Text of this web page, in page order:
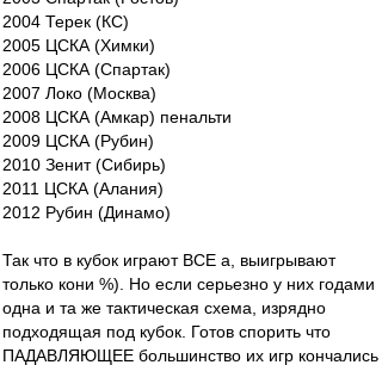
2004 Терек (КС)
2005 ЦСКА (Химки)
2006 ЦСКА (Спартак)
2007 Локо (Москва)
2008 ЦСКА (Амкар) пенальти
2009 ЦСКА (Рубин)
2010 Зенит (Сибирь)
2011 ЦСКА (Алания)
2012 Рубин (Динамо)
Так что в кубок играют ВСЕ а, выигрывают
только кони %). Но если серьезно у них годами
одна и та же тактическая схема, изрядно
подходящая под кубок. Готов спорить что
ПАДАВЛЯЮЩЕЕ большинство их игр кончались